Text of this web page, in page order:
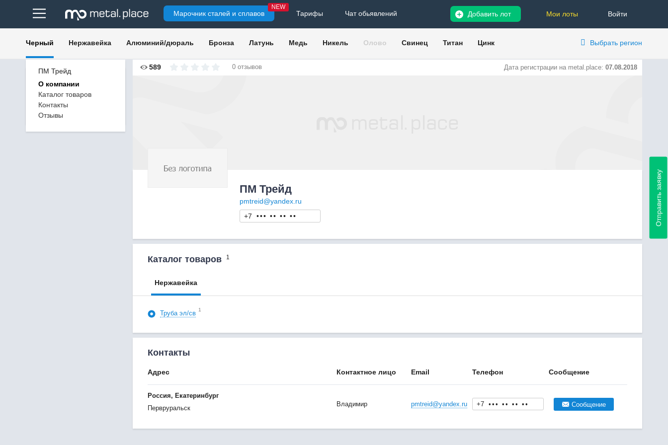
Марочник сталей и сплавов
NEW
Тарифы Чат обьявлений Войти
Мои лоты
Добавить лот
Черный Нержавейка Алюминий/дюраль Бронза Латунь Медь Никель Олово Свинец Титан Цинк Выбрать регион
ПМ Трейд
О компании
Каталог товаров
Контакты
Отзывы
589 0 отзывов Дата регистрации на metal.place: 07.08.2018
ПМ Трейд
pmtreid@yandex.ru
+7
••• •• •• ••
Каталог товаров 1
Нержавейка
Труба эл/св
1
Контакты
Адрес Контактное лицо Email Телефон Сообщение
Россия, Екатеринбург
Первруральск
Владимир pmtreid@yandex.ru +7 • • • • • • • • • Сообщение
Отправить заявку